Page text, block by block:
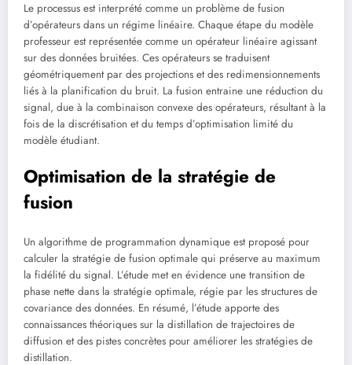
Le processus est interprété comme un problème de fusion
d’opérateurs dans un régime linéaire. Chaque étape du modèle
professeur est représentée comme un opérateur linéaire agissant
sur des données bruitées. Ces opérateurs se traduisent
géométriquement par des projections et des redimensionnements
liés à la planification du bruit. La fusion entraine une réduction du
signal, due à la combinaison convexe des opérateurs, résultant à la
fois de la discrétisation et du temps d’optimisation limité du
modèle étudiant.
Optimisation de la stratégie de
fusion
Un algorithme de programmation dynamique est proposé pour
calculer la stratégie de fusion optimale qui préserve au maximum
la fidélité du signal. L’étude met en évidence une transition de
phase nette dans la stratégie optimale, régie par les structures de
covariance des données. En résumé, l’étude apporte des
connaissances théoriques sur la distillation de trajectoires de
diffusion et des pistes concrètes pour améliorer les stratégies de
distillation.